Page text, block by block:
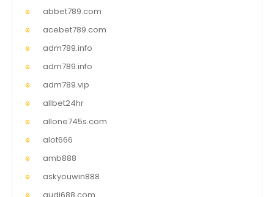
abbet789.com
acebet789.com
adm789.info
adm789.info
adm789.vip
allbet24hr
allone745s.com
alot666
amb888
askyouwin888